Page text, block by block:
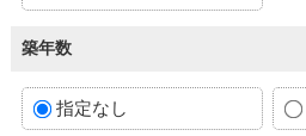
築年数
指定なし